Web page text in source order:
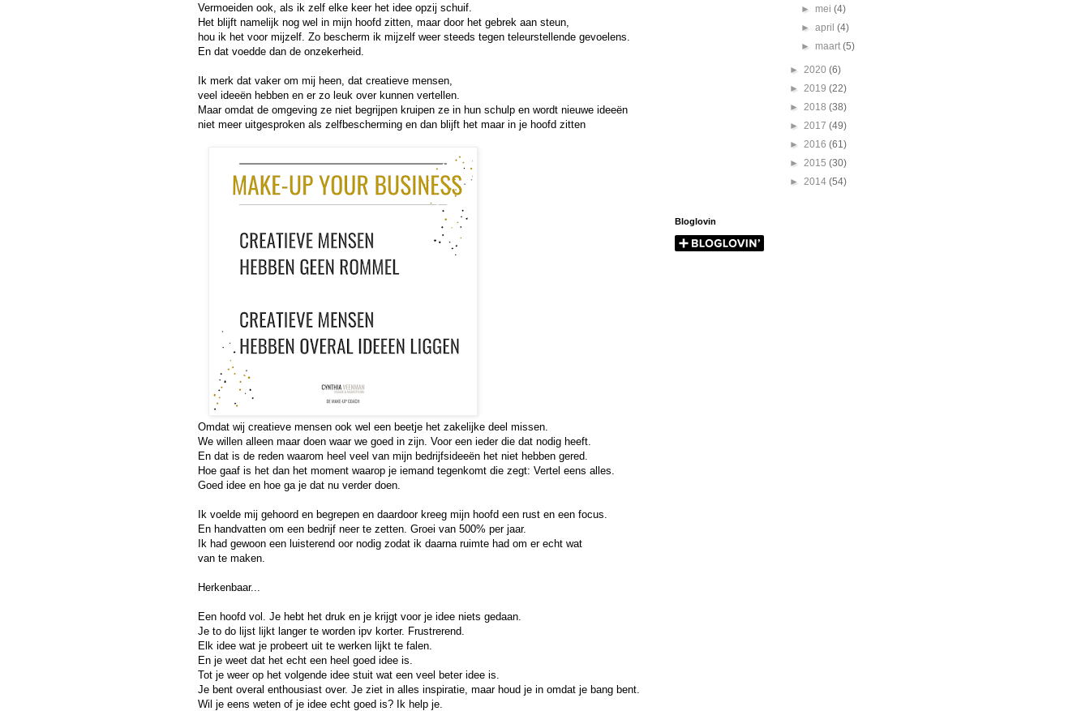
Vermoeiden ook, als ik zelf elke keer het idee opzij schuif.
Het blijft namelijk nog wel in mijn hoofd zitten, maar door het gebrek aan steun,
hou ik het voor mijzelf. Zo bescherm ik mijzelf weer steeds tegen teleurstellende gevoelens.
En dat voedde dan de onzekerheid.
Ik merk dat vaker om mij heen, dat creatieve mensen,
veel ideeën hebben en er zo leuk over kunnen vertellen.
Maar omdat de omgeving ze niet begrijpen kruipen ze in hun schulp en wordt nieuwe ideeën
niet meer uitgesproken als zelfbescherming en dan blijft het maar in je hoofd zitten
Omdat wij creatieve mensen ook wel een beetje het zakelijke deel missen.
We willen alleen maar doen waar we goed in zijn. Voor een ieder die dat nodig heeft.
En dat is de reden waarom heel veel van mijn bedrijfsideeën het niet hebben gered.
Hoe gaaf is het dan het moment waarop je iemand tegenkomt die zegt: Vertel eens alles.
Goed idee en hoe ga je dat nu verder doen.
Ik voelde mij gehoord en begrepen en daardoor kreeg mijn hoofd een rust en een focus.
En handvatten om een bedrijf neer te zetten. Groei van 500% per jaar.
Ik had gewoon een luisterend oor nodig zodat ik daarna ruimte had om er echt wat
van te maken.
Herkenbaar...
Een hoofd vol. Je hebt het druk en je krijgt voor je idee niets gedaan.
Je to do lijst lijkt langer te worden ipv korter. Frustrerend.
Elk idee wat je probeert uit te werken lijkt te falen.
En je weet dat het echt een heel goed idee is.
Tot je weer op het volgende idee stuit wat een veel beter idee is.
Je bent overal enthousiast over. Je ziet in alles inspiratie, maar houd je in omdat je bang bent.
Wil je eens weten of je idee echt goed is? Ik help je.
► mei(4)
►april(4)
► maart(5)
► 2020 (6)
► 2019 (22)
► 2018 (38)
► 2017 (49)
► 2016 (61)
► 2015 (30)
► 2014 (54)
Bloglovin